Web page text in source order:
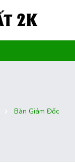
Bàn Giám Đốc